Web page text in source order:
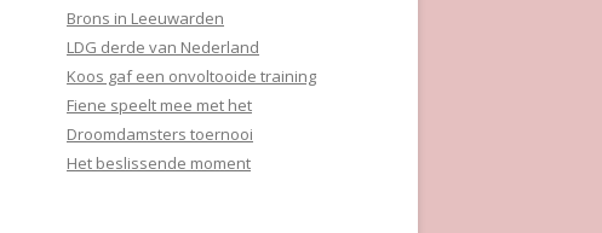
Brons in Leeuwarden
LDG derde van Nederland
Koos gaf een onvoltooide training
Fiene speelt mee met het
Droomdamsters toernooi
Het beslissende moment